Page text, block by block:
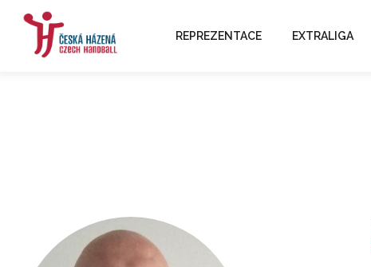
REPREZENTACE EXTRALIGA